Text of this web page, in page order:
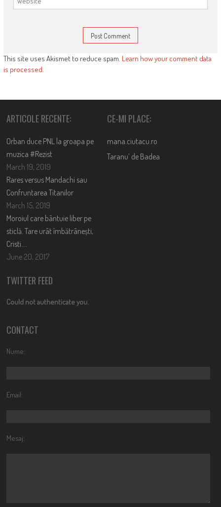
This site uses Akismet to reduce spam. Learn how your comment data
is processed.
ARTICOLE RECENTE:
Orban duce PNL la groapa pe
muzica #Rezist
March 19, 2019
Rares versus Mandachi sau
Confruntarea Titanilor
March 15, 2019
Moroiul care bântuie liber pe
sticlă. Tare urât îmbătrânești,
Cristi….
June 20, 2017
CE-MI PLACE:
mana.ciutacu.ro
Taranu’ de Badea
TWITTER FEED
Could not authenticate you.
CONTACT
Nume:
Email:
Mesaj: